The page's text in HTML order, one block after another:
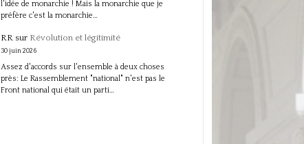
l'idée de monarchie ! Mais la monarchie que je
préfère c'est la monarchie…
RRsur Révolution et légitimité
30 juin 2026
Assez d'accords sur l'ensemble à deux choses
près: Le Rassemblement "national" n'est pas le
Front national qui était un parti…